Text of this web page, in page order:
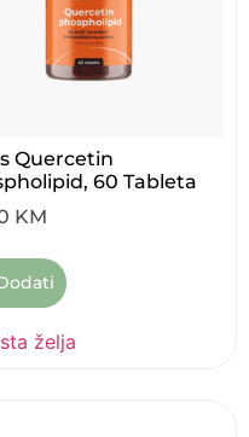
Quercetin
60 Tableta
KM
želja